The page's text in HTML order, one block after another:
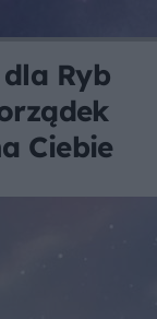
Ryb
Ciebie